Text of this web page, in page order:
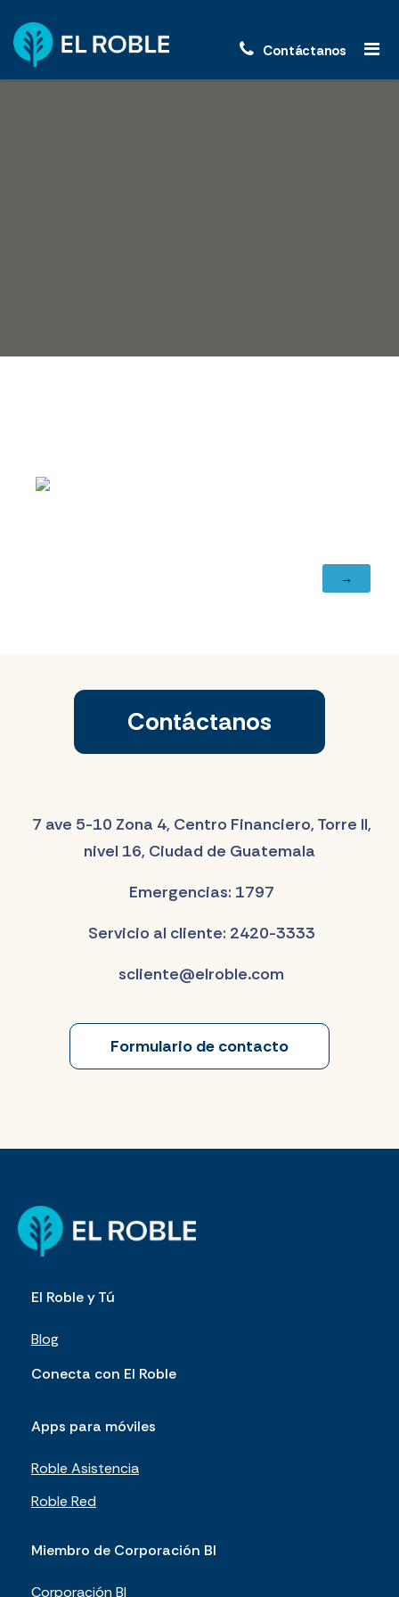
Contáctanos
Contáctanos
7 ave 5-10 Zona 4, Centro Financiero, Torre II,
nivel 16, Ciudad de Guatemala
Emergencias: 1797
Servicio al cliente: 2420-3333
scliente@elroble.com
Formulario de contacto
El Roble y Tú
Blog
Conecta con El Roble
Apps para móviles
Roble Asistencia
Roble Red
Miembro de Corporación BI
Corporación BI